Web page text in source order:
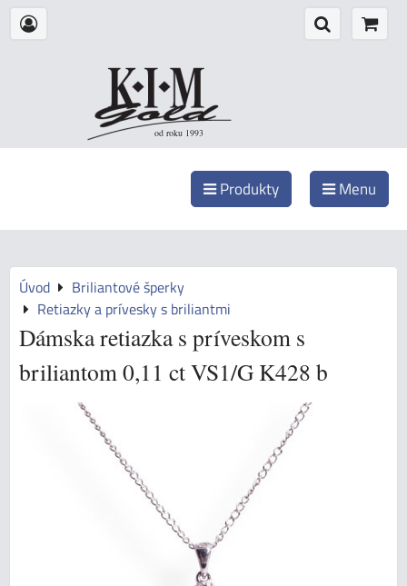
od roku 1993
Produkty Menu
Úvod
Briliantové šperky
Retiazky a prívesky s briliantmi
Dámska retiazka s príveskom s
briliantom 0,11 ct VS1/G K428 b